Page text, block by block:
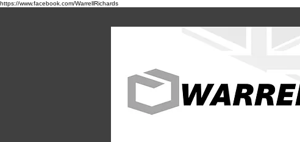
https://www.facebook.com/WarrellRichards